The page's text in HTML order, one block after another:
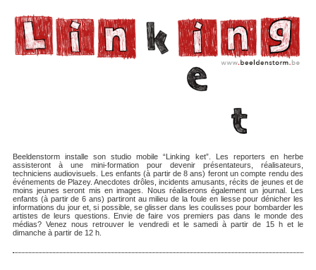
Beeldenstorm installe son studio mobile “Linking ket”. Les reporters en herbe
assisteront à une mini-formation pour devenir présentateurs, réalisateurs,
techniciens audiovisuels. Les enfants (à partir de 8 ans) feront un compte rendu des
événements de Plazey. Anecdotes drôles, incidents amusants, récits de jeunes et de
moins jeunes seront mis en images. Nous réaliserons également un journal. Les
enfants (à partir de 6 ans) partiront au milieu de la foule en liesse pour dénicher les
informations du jour et, si possible, se glisser dans les coulisses pour bombarder les
artistes de leurs questions. Envie de faire vos premiers pas dans le monde des
médias? Venez nous retrouver le vendredi et le samedi à partir de 15 h et le
dimanche à partir de 12 h.